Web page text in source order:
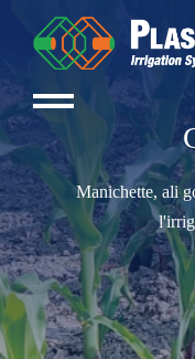
Manichette, ali